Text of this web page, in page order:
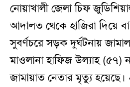
নোয়াখালী জেলা চিফ
আদালত থেকে হাজিরা দিয়ে
সুবর্ণচরে সড়ক দুর্ঘটনায়
মাওলানা হাফিজ উল্যাহ (৫৭)
জামায়াত নেতার মৃত্যু